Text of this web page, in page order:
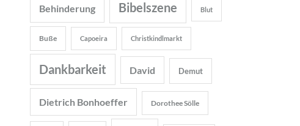
Behinderung Bibelszene Blut
Buße Capoeira Christkindlmarkt
Dankbarkeit David Demut
Dietrich Bonhoeffer Dorothee Sölle